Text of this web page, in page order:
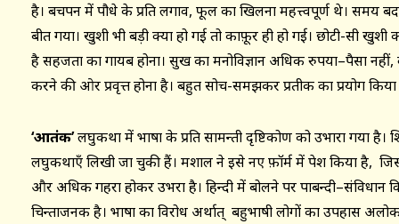
है। बचपन में पौधे के प्रति लगाव, फूल का खिलना महत्त्वपूर्ण थे। समय
बीत गया। खुशी भी बड़ी क्या हो गई तो काफ़ूर ही हो गई। छोटी-सी
है सहजता का गायब होना। सुख का मनोविज्ञान अधिक रुपया–पैसा
करने की ओर प्रवृत्त होना है। बहुत सोच-समझकर प्रतीक का प्रयोग किया
‘आतंक’लघुकथा में भाषा के प्रति सामन्ती दृष्टिकोण को उभारा गया है।
लघुकथाएँ लिखी जा चुकी हैं। मशाल ने इसे नए फ़ॉर्म में पेश किया है,
और अधिक गहरा होकर उभरा है। हिन्दी में बोलने पर पाबन्दी–संविधान
चिन्ताजनक है। भाषा का विरोध अर्थात् बहुभाषी लोगों का उपहास